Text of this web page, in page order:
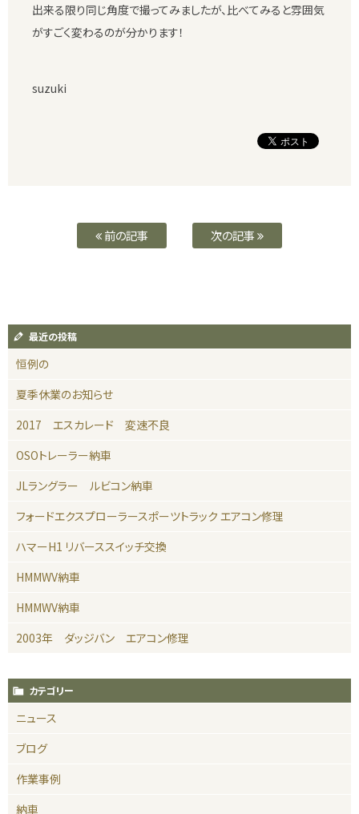
出来る限り同じ角度で撮ってみましたが、比べてみると雰囲気
がすごく変わるのが分かります！
suzuki
前の記事 次の記事
最近の投稿
恒例の
夏季休業のお知らせ
2017 エスカレード 変速不良
OSOトレーラー納車
JLラングラー ルビコン納車
フォードエクスプローラースポーツトラック エアコン修理
ハマーH1 リバーススイッチ交換
HMMWV納車
HMMWV納車
2003年 ダッジバン エアコン修理
カテゴリー
ニュース
ブログ
作業事例
納車